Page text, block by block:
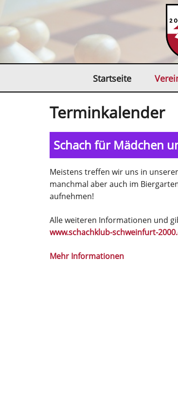
Zum
Inhalt
springen
Startseite
Terminkalender
Schach für Mädchen
Meistens treffen wir uns in
manchmal aber auch im
aufnehmen!
Alle weiteren Informationen und
www.schachklub-schweinfurt-
Mehr Informationen